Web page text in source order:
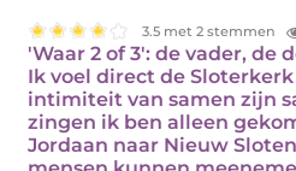
3.5 met 2 stemmen
'Waar 2 of 3': de vader, de
Ik voel direct de
intimiteit van samen zijn
zingen ik ben alleen
Jordaan naar Nieuw